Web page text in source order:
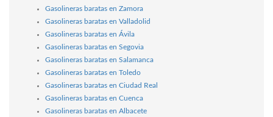
Gasolineras baratas en Zamora
Gasolineras baratas en Valladolid
Gasolineras baratas en Ávila
Gasolineras baratas en Segovia
Gasolineras baratas en Salamanca
Gasolineras baratas en Toledo
Gasolineras baratas en Ciudad Real
Gasolineras baratas en Cuenca
Gasolineras baratas en Albacete